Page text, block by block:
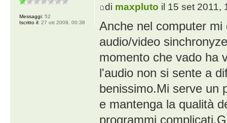
di maxpluto il 15 set 2011,
Anche nel computer
audio/video
momento che vado ha
l'audio non si sente a
benissimo.Mi serve un
e mantenga la qualità
programmi
Messaggi: 52
Iscritto il: 27 ott 2009, 00:38